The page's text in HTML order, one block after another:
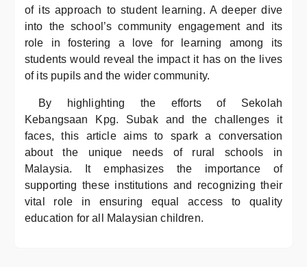
of its approach to student learning. A deeper dive
into the school’s community engagement and its
role in fostering a love for learning among its
students would reveal the impact it has on the lives
of its pupils and the wider community.
By highlighting the efforts of Sekolah
Kebangsaan Kpg. Subak and the challenges it
faces, this article aims to spark a conversation
about the unique needs of rural schools in
Malaysia. It emphasizes the importance of
supporting these institutions and recognizing their
vital role in ensuring equal access to quality
education for all Malaysian children.